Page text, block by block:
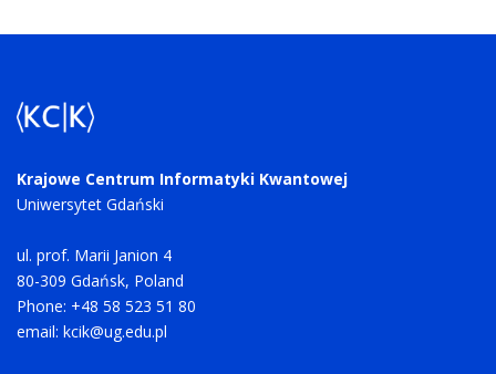
Krajowe Centrum Informatyki Kwantowej
Uniwersytet Gdański
ul. prof. Marii Janion 4
80-309 Gdańsk, Poland
Phone: +48 58 523 51 80
email: kcik@ug.edu.pl